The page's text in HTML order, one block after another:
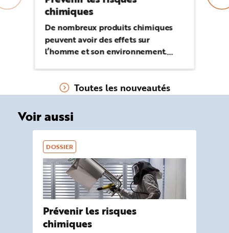
chimiques
De nombreux produits chimiques
peuvent avoir des effets sur
l’homme et son environnement.
dangereux et connaître leurs effets,
en œuvre des moyens de prévention
adaptés.
Toutes les nouveautés
Voir aussi
DOSSIER
Prévenir les risques
chimiques